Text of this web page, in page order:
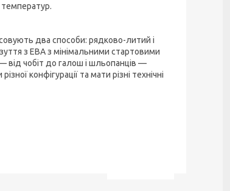
температур.
два способи: рядково-литий і
з ЕВА з мінімальними стартовими
від чобіт до галош і шльопанців —
конфігурації та мати різні технічні